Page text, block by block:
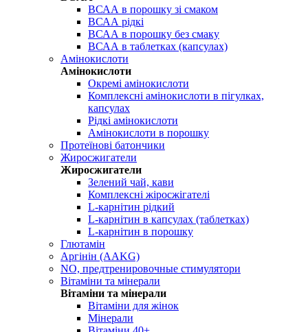
ВСАА в порошку зі смаком
ВСАА рідкі
ВСАА в порошку без смаку
ВСАА в таблетках (капсулах)
Амінокислоти
Амінокислоти
Окремі амінокислоти
Комплексні амінокислоти в пігулках,
капсулах
Рідкі амінокислоти
Амінокислоти в порошку
Протеїнові батончики
Жиросжигатели
Жиросжигатели
Зелений чай, кави
Комплексні жіросжігателі
L-карнітин рідкий
L-карнітин в капсулах (таблетках)
L-карнітин в порошку
Глютамін
Аргінін (AAKG)
NO, предтренировочные стимулятори
Вітаміни та мінерали
Вітаміни та мінерали
Вітаміни для жінок
Мінерали